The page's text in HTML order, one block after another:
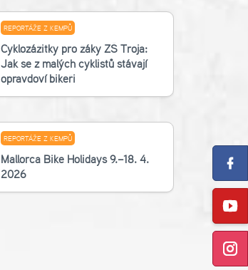
REPORTÁŽE Z KEMPŮ
Cyklozážitky pro žáky ZŠ Troja:
Jak se z malých cyklistů stávají
opravdoví bikeři
REPORTÁŽE Z KEMPŮ
Mallorca Bike Holidays 9.–18. 4.
2026